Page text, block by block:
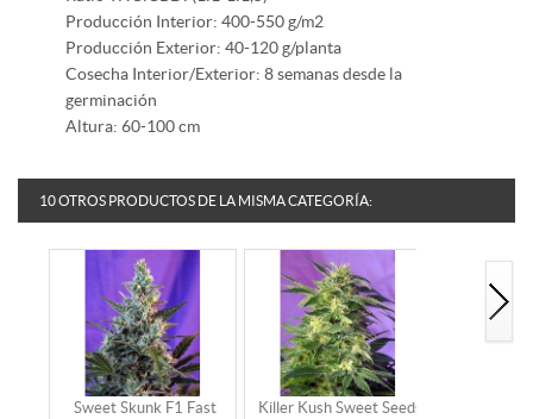
Producción Interior: 400-550 g/m2
Producción Exterior: 40-120 g/planta
Cosecha Interior/Exterior: 8 semanas desde la
germinación
Altura: 60-100 cm
10 OTROS PRODUCTOS DE LA MISMA CATEGORÍA:
Sweet Skunk F1 Fast
Killer Kush Sweet Seeds